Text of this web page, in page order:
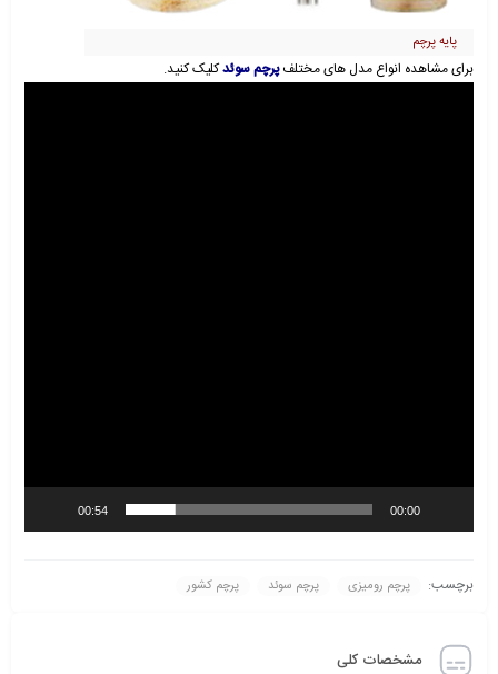
پایه پرچم
برای مشاهده انواع مدل های مختلفپرچم سوئدکلیک کنید.
00:00
00:54
برچسب: پرچم رومیزی پرچم سوئد پرچم کشور
مشخصات کلی